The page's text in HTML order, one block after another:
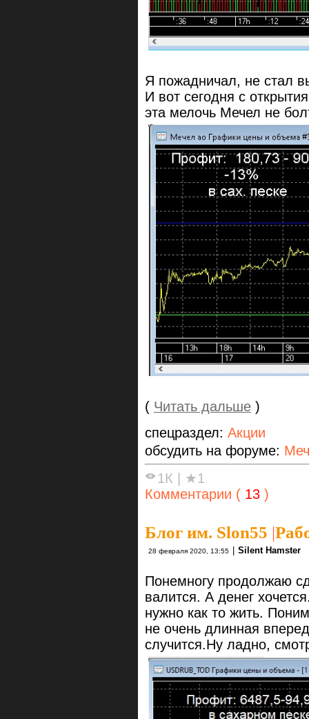
Я пожадничал, не стал
И вот сегодня с
эта мелочь Мечел не
( Читать дальше )
спецраздел: Акции
обсудить на форуме:
1К | ★1
Комментарии ( 13 )
Блог им. Slon55 |
28 февраля 2020, 13:55 | Silent Hamster
Понемногу продолжаю
валится. А денег
нужно как то жить.
не очень длинная
случится.Ну ладно,